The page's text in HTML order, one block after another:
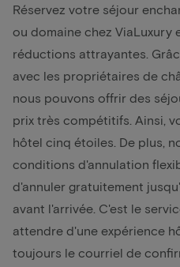
Réservez votre séjour
ou domaine chez ViaLuxury
réductions attrayantes.
avec les propriétaires de
nous pouvons offrir des
prix très compétitifs. Ainsi,
hôtel cinq étoiles. De plus,
conditions d'annulation
d'annuler gratuitement
avant l'arrivée. C'est le
attendre d'une expérience
toujours le courriel de